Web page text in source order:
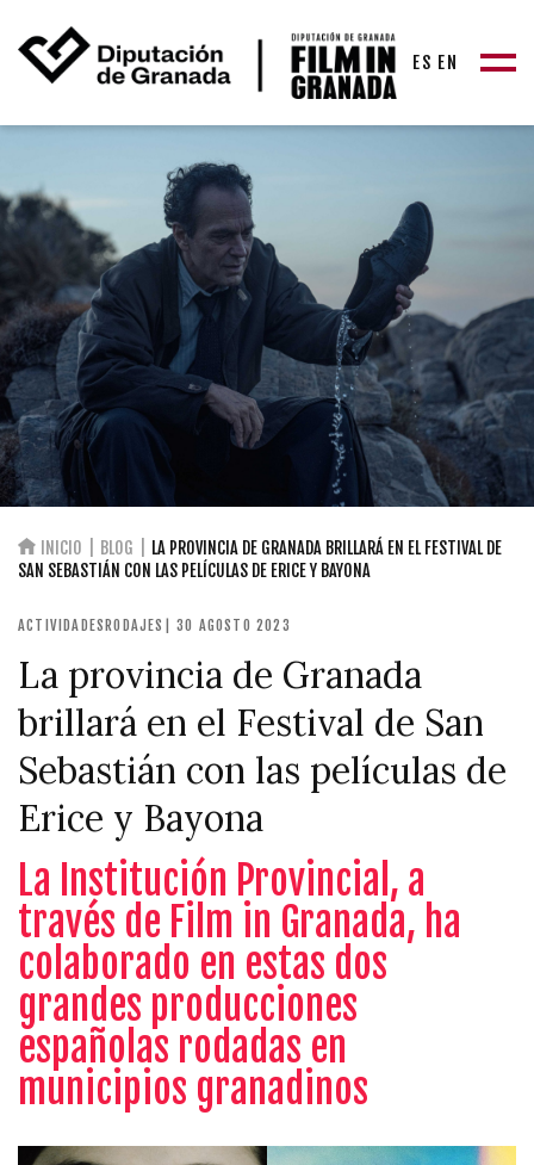
ES EN
INICIO BLOG
LA PROVINCIA DE GRANADA BRILLARÁ EN EL FESTIVAL DE
SAN SEBASTIÁN CON LAS PELÍCULAS DE ERICE Y BAYONA
ACTIVIDADES RODAJES | 30 AGOSTO 2023
La provincia de Granada
brillará en el Festival de San
Sebastián con las películas de
Erice y Bayona
La Institución Provincial, a
través de Film in Granada, ha
colaborado en estas dos
grandes producciones
españolas rodadas en
municipios granadinos